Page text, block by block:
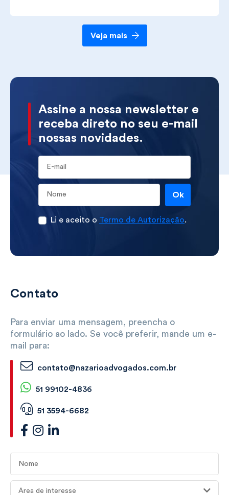
Veja mais
Assine a nossa newsletter e
receba direto no seu e-mail
nossas novidades.
Ok
Li e aceito o Termo de Autorização.
Contato
Para enviar uma mensagem, preencha o
formulário ao lado. Se você preferir, mande um e-
mail para:
contato@nazarioadvogados.com.br
51 99102-4836
51 3594-6682
Área de interesse